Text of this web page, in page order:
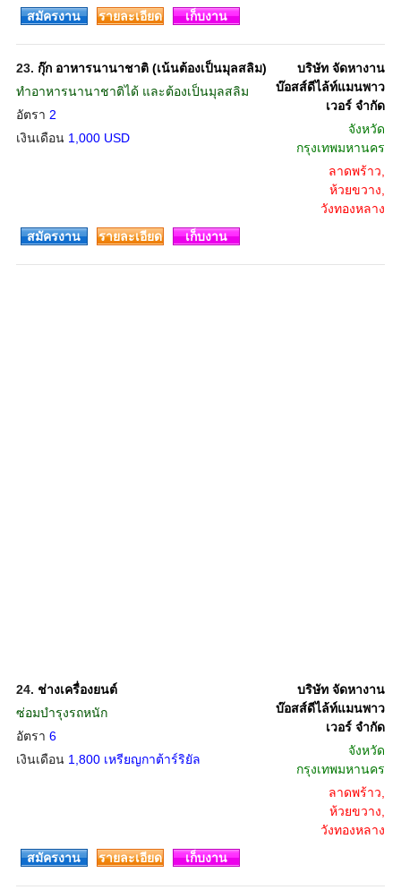
สมัครงาน
รายละเอียด เก็บงาน
23. กุ๊ก อาหารนานาชาติ (เน้นต้องเป็นมุลสลิม)
ทำอาหารนานาชาติได้ และต้องเป็นมุลสลิม
อัตรา 2
เงินเดือน 1,000 USD
บริษัท จัดหางาน
บ๊อสส์ดีไล้ท์แมนพาว
เวอร์ จำกัด
จังหวัด
กรุงเทพมหานคร
ลาดพร้าว,
ห้วยขวาง,
วังทองหลาง
สมัครงาน
รายละเอียด เก็บงาน
24. ช่างเครื่องยนต์
ซ่อมบำรุงรถหนัก
อัตรา 6
เงินเดือน 1,800 เหรียญกาต้าร์ริยัล
บริษัท จัดหางาน
บ๊อสส์ดีไล้ท์แมนพาว
เวอร์ จำกัด
จังหวัด
กรุงเทพมหานคร
ลาดพร้าว,
ห้วยขวาง,
วังทองหลาง
สมัครงาน
รายละเอียด เก็บงาน